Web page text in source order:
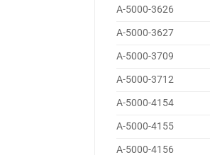
A-5000-3626
A-5000-3627
A-5000-3709
A-5000-3712
A-5000-4154
A-5000-4155
A-5000-4156